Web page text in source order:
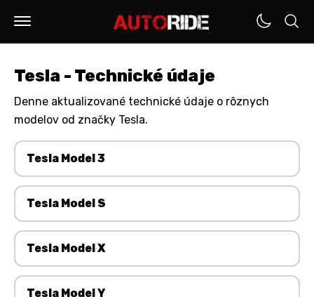
Tesla - Technické údaje
Denne aktualizované technické údaje o rôznych
modelov od značky Tesla.
Tesla Model 3
Tesla Model S
Tesla Model X
Tesla Model Y